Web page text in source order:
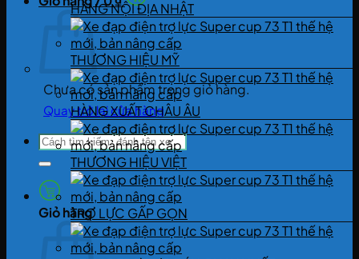
Chưa có sản phẩm trong giỏ hàng.
Quay trở lại cửa hàng
Tìm
kiếm:
Giỏ hàng
HÀNG NỘI ĐỊA NHẬT
THƯƠNG HIỆU MỸ
HÀNG XUẤT CHÂU ÂU
THƯƠNG HIỆU VIỆT
TRỢ LỰC GẤP GỌN